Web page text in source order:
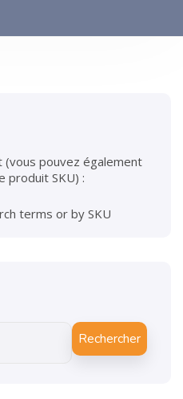
pouvez également
produit SKU) :
terms or by SKU
Rechercher